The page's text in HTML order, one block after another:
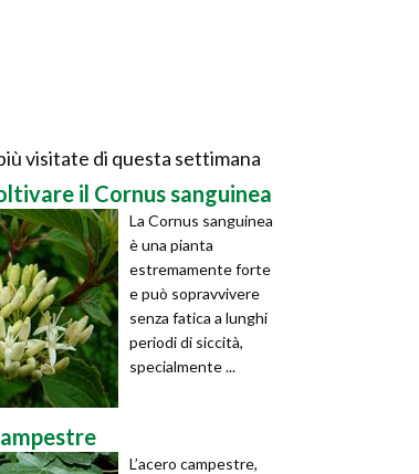
visitate di questa settimana
il Cornus sanguinea
La Cornus sanguinea
è una pianta
estremamente forte
e può sopravvivere
senza fatica a lunghi
periodi di siccità,
specialmente ...
L’acero campestre,